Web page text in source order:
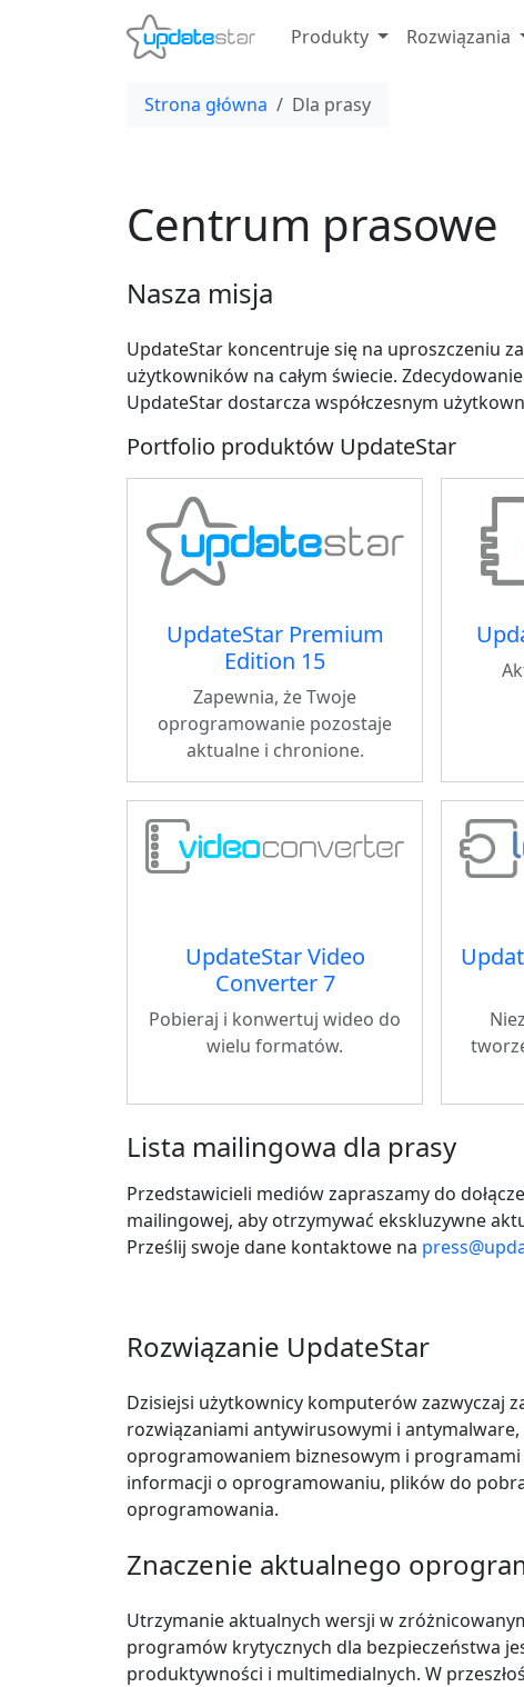
Produkty Rozwiązania
Strona główna Dla prasy
Centrum prasowe
Nasza misja
UpdateStar koncentruje się na uproszczeniu
użytkowników na całym świecie.
UpdateStar dostarcza współczesnym
Portfolio produktów UpdateStar
UpdateStar Premium
Edition 15
Zapewnia, że Twoje
oprogramowanie pozostaje
aktualne i chronione.
UpdateStar Video
Converter 7
Pobieraj i konwertuj wideo do
wielu formatów.
Lista mailingowa dla prasy
Przedstawicieli mediów zapraszamy do
mailingowej, aby otrzymywać ekskluzywne
Prześlij swoje dane kontaktowe na
Rozwiązanie UpdateStar
Dzisiejsi użytkownicy komputerów zazwyczaj
rozwiązaniami antywirusowymi i
oprogramowaniem biznesowym i
informacji o oprogramowaniu, plików do
oprogramowania.
Znaczenie aktualnego
Utrzymanie aktualnych wersji w
programów krytycznych dla bezpieczeństwa
produktywności i multimedialnych. W